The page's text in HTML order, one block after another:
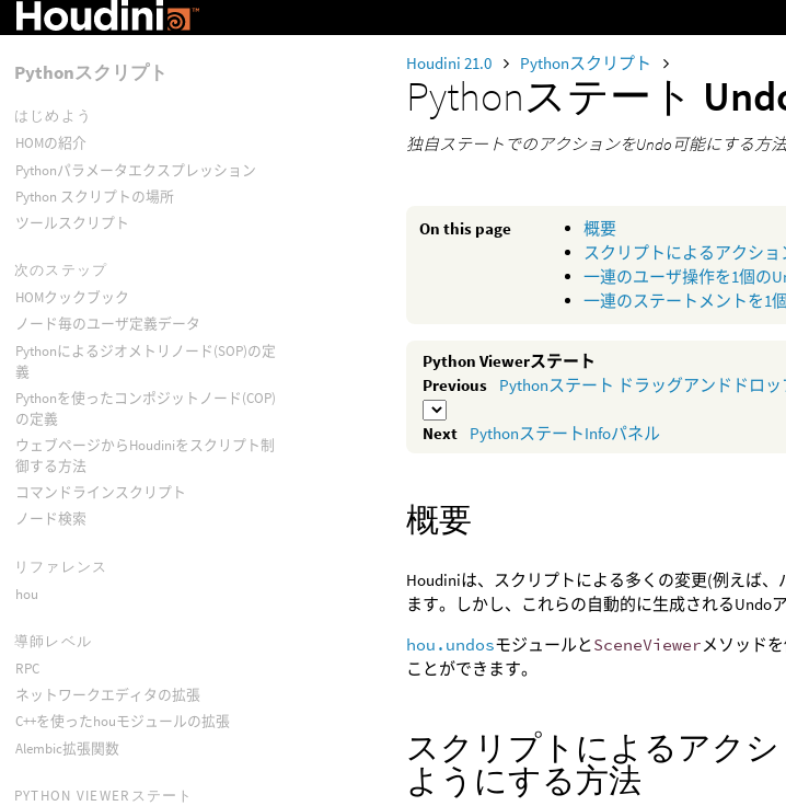
Houdini 21.0 Pythonスクリプト
Pythonステート
独自ステートでのアクションをUndo可能にする方法
On this page
概要
スクリプトによるアクシ
一連のユーザ操作を1個の
一連のステートメントを1
Python Viewerステート
Pythonステート ドラッグアンドドロッ
PythonステートInfoパネル
概要
Houdiniは、スクリプトによる多くの変更(例えば
ます。しかし、これらの自動的に生成されるUndo
hou.undosモジュールとSceneViewerメソッド
ことができます。
スクリプトによるアク
ようにする方法
Pythonスクリプト
はじめよう
HOMの紹介
Pythonパラメータエクスプレッション
Python スクリプトの場所
ツールスクリプト
次のステップ
HOMクックブック
ノード毎のユーザ定義データ
Pythonによるジオメトリノード(SOP)の定
義
Pythonを使ったコンポジットノード(COP)
の定義
ウェブページからHoudiniをスクリプト制
御する方法
コマンドラインスクリプト
ノード検索
リファレンス
hou
導師レベル
RPC
ネットワークエディタの拡張
C++を使ったhouモジュールの拡張
Alembic拡張関数
PYTHON VIEWERステート